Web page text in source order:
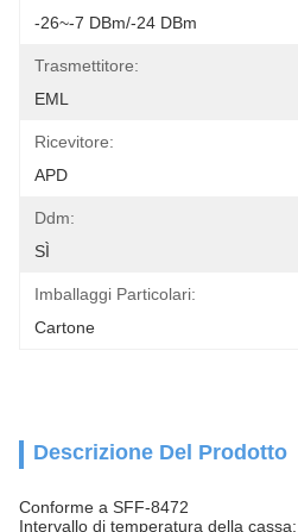
-26~-7 DBm/-24 DBm
Trasmettitore:
EML
Ricevitore:
APD
Ddm:
SÌ
Imballaggi Particolari:
Cartone
Descrizione Del Prodotto
Conforme a SFF-8472
Intervallo di temperatura della